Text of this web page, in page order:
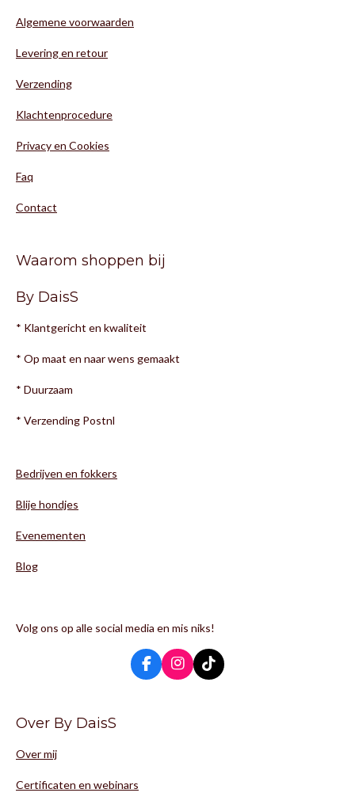
Algemene voorwaarden
Levering en retour
Verzending
Klachtenprocedure
Privacy en Cookies
Faq
Contact
Waarom shoppen bij
By DaisS
* Klantgericht en kwaliteit
* Op maat en naar wens gemaakt
* Duurzaam
* Verzending Postnl
Bedrijven en fokkers
Blije hondjes
Evenementen
Blog
Volg ons op alle social media en mis niks!
F
a
I
n
T
i
Over By DaisS
Over mij
Certificaten en webinars